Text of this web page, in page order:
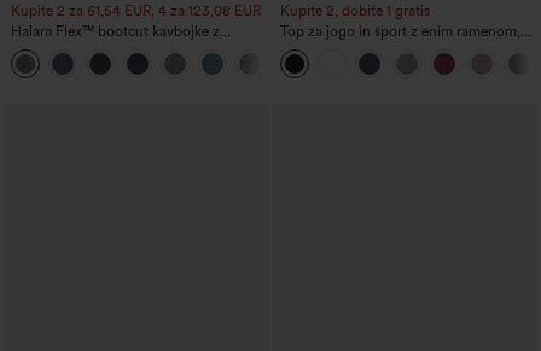
Kupite 2 za 61,54 EUR, 4 za 123,08 EUR
Halara Flex™ bootcut kavbojke z
visokim pasom, žepi in pranimi detajli
+5
Kupite 2, dobite 1 gratis
Top za jogo in šport z enim ramenom,
dolgimi rokavi z odprtino za palec,
ukrivljenim robom (spredaj krajši, zadaj
daljši), hitro sušeč, z vgrajenim